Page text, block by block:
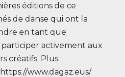
éditions de ce
de danse qui ont la
en tant que
activement aux
créatifs. Plus
https://www.dagaz.eus/